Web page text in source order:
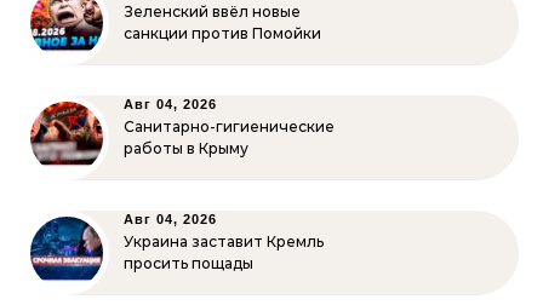
Зеленский ввёл новые
санкции против Помойки
Авг 04, 2026
Санитарно-гигиенические
работы в Крыму
Авг 04, 2026
Украина заставит Кремль
просить пощады